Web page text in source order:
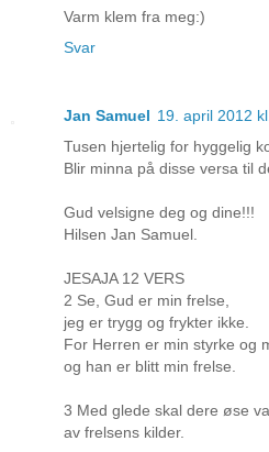
Varm klem fra meg:)
Svar
Jan Samuel 19. april 2012
Tusen hjertelig for hyggelig
Blir minna på disse versa til
Gud velsigne deg og dine!!!
Hilsen Jan Samuel.
JESAJA 12 VERS
2 Se, Gud er min frelse,
jeg er trygg og frykter ikke.
For Herren er min styrke og
og han er blitt min frelse.
3 Med glede skal dere øse
av frelsens kilder.